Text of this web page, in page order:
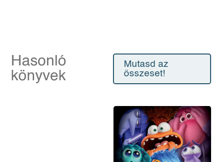
Hasonló
könyvek
Mutasd az
összeset!